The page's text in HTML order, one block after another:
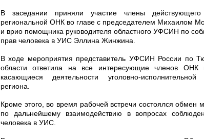
В заседании приняли участие члены действующего
региональной ОНК во главе с председателем Михаилом
и врио помощника руководителя областного УФСИН по
прав человека в УИС Эллина Жинжина.
В ходе мероприятия представитель УФСИН России по
области ответила на все интересующие членов ОНК
касающиеся деятельности уголовно-исполнительной
региона.
Кроме этого, во время рабочей встречи состоялся обмен
по дальнейшему взаимодействию в вопросах
человека в УИС.